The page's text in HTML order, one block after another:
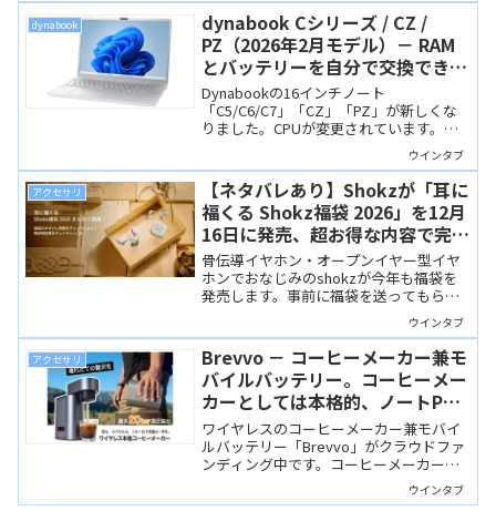
dynabook
dynabook Cシリーズ / CZ /
PZ（2026年2月モデル）－ RAM
とバッテリーを自分で交換できる
16インチノートPC、読者限定サ
イトでお買い得に
Dynabookの16インチノート
「C5/C6/C7」「CZ」「PZ」が新しくな
りました。CPUが変更されています。バ
ッテリー交換やRAMの増設がセルフでで
きる新設設計です。Webオリジナルモデ
ルは特別サイト利用でお買い得。
ウインタブ
アクセサリ
【ネタバレあり】Shokzが「耳に
福くる Shokz福袋 2026」を12月
16日に発売、超お得な内容で完売
必至！
骨伝導イヤホン・オープンイヤー型イヤ
ホンでおなじみのshokzが今年も福袋を
発売します。事前に福袋を送ってもらい
ましたので、「ネタバレあり」です。
shokzの福袋は非常にお得な内容なの
で、毎年発売日に完売することが多いで
す。お見逃しなく！
ウインタブ
アクセサリ
Brevvo － コーヒーメーカー兼モ
バイルバッテリー。コーヒーメー
カーとしては本格的、ノートPC
の充電も可能
ワイヤレスのコーヒーメーカー兼モバイ
ルバッテリー「Brevvo」がクラウドファ
ンディング中です。コーヒーメーカーと
しては本格的で、モバイルバッテリーと
してはノートPCの充電も可能。ツッコミ
ウインタブ